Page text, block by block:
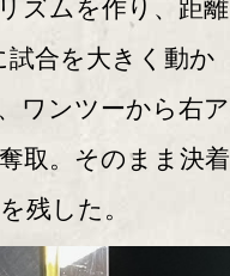
ズムを作り、距離
合を大きく動か
ワンツーから右ア
取。そのまま決着
残した。